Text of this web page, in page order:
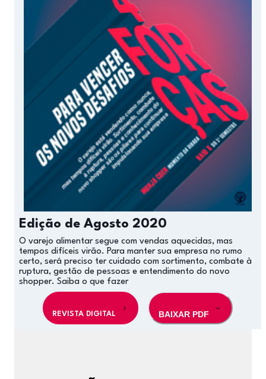
Edição de Agosto 2020
O varejo alimentar segue com vendas aquecidas, mas
tempos difíceis virão. Para manter sua empresa no rumo
certo, será preciso ter cuidado com sortimento, combate à
ruptura, gestão de pessoas e entendimento do novo
shopper. Saiba o que fazer
REVISTA DIGITAL BAIXAR PDF